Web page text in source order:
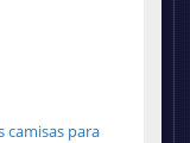
camisas para